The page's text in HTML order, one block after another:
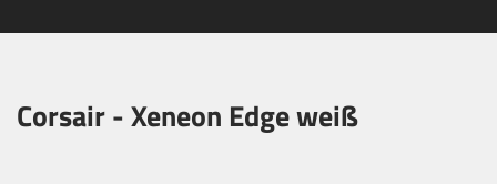
Corsair - Xeneon Edge weiß